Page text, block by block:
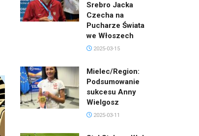
Srebro Jacka
Czecha na
Pucharze Świata
we Włoszech
2025-03-15
Mielec/Region:
Podsumowanie
sukcesu Anny
Wielgosz
2025-03-11